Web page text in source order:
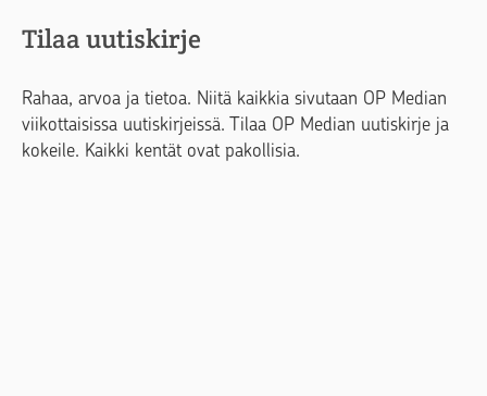
Tilaa uutiskirje
Rahaa, arvoa ja tietoa. Niitä kaikkia sivutaan OP Median
viikottaisissa uutiskirjeissä. Tilaa OP Median uutiskirje ja
kokeile. Kaikki kentät ovat pakollisia.